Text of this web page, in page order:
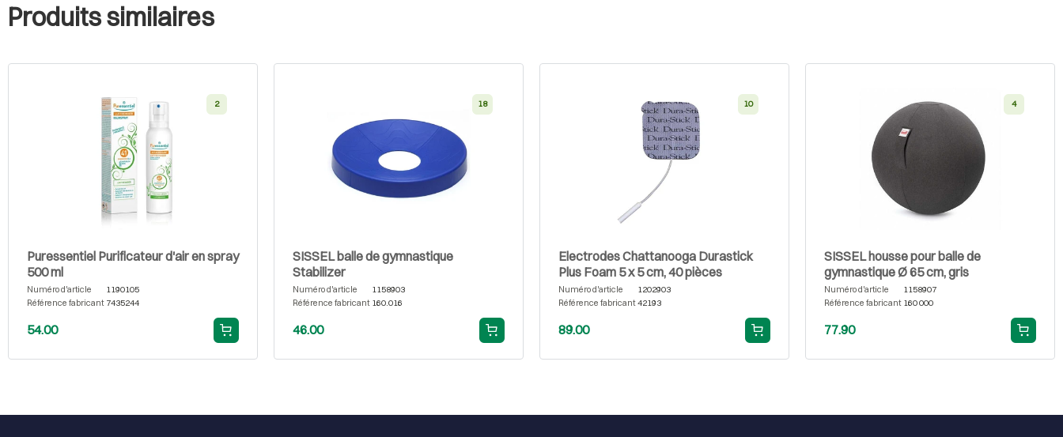
Produits similaires
2
Puressentiel Purificateur d'air en spray
500 ml
Numéro d'article
1190105
Référence fabricant 7435244
54.00
18
SISSEL balle de gymnastique
Stabilizer
Numéro d'article
1158903
Référence fabricant 160.016
46.00
10
Electrodes Chattanooga Durastick
Plus Foam 5 x 5 cm, 40 pièces
Numéro d'article
1202903
Référence fabricant 42193
89.00
4
SISSEL housse pour balle de
gymnastique Ø 65 cm, gris
Numéro d'article
1158907
Référence fabricant 160 000
77.90